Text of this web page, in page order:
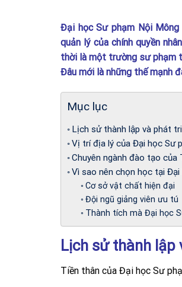
Đại học Sư phạm Nội
quản lý của chính quyền
thời là một trường sư phạm
Đâu mới là những thế mạnh
Mục lục
Lịch sử thành lập và phát
Vị trí địa lý của Đại học Sư
Chuyên ngành đào tạo của
Vì sao nên chọn học tại
Cơ sở vật chất hiện đại
Đội ngũ giảng viên ưu tú
Thành tích mà Đại học
Lịch sử thành lập
Tiền thân của Đại học Sư